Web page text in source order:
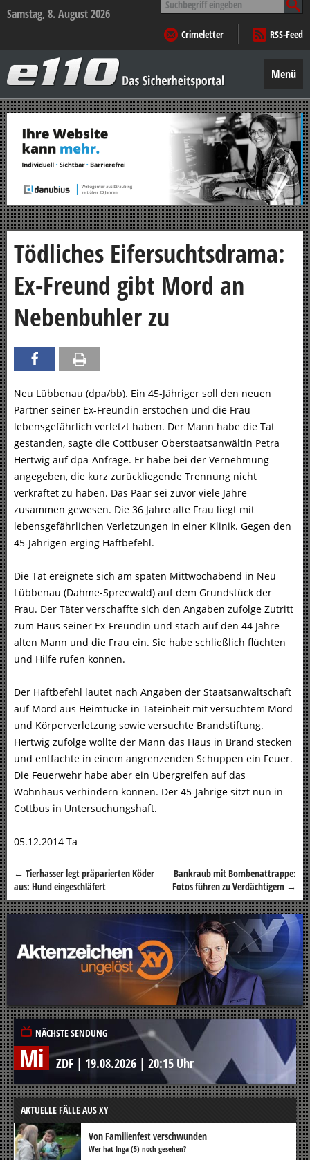
Samstag, 8. August 2026
nach:
Crimeletter
RSS-Feed
–
Das
Sicherheitsportal
Menü
Zum
Inhalt
springen
Tödliches Eifersuchtsdrama:
Ex-Freund gibt Mord an
Nebenbuhler zu
Neu Lübbenau (dpa/bb). Ein 45-Jähriger soll den neuen
Partner seiner Ex-Freundin erstochen und die Frau
lebensgefährlich verletzt haben. Der Mann habe die Tat
gestanden, sagte die Cottbuser Oberstaatsanwältin Petra
Hertwig auf dpa-Anfrage. Er habe bei der Vernehmung
angegeben, die kurz zurückliegende Trennung nicht
verkraftet zu haben. Das Paar sei zuvor viele Jahre
zusammen gewesen. Die 36 Jahre alte Frau liegt mit
lebensgefährlichen Verletzungen in einer Klinik. Gegen den
45-Jährigen erging Haftbefehl.
Die Tat ereignete sich am späten Mittwochabend in Neu
Lübbenau (Dahme-Spreewald) auf dem Grundstück der
Frau. Der Täter verschaffte sich den Angaben zufolge Zutritt
zum Haus seiner Ex-Freundin und stach auf den 44 Jahre
alten Mann und die Frau ein. Sie habe schließlich flüchten
und Hilfe rufen können.
Der Haftbefehl lautet nach Angaben der Staatsanwaltschaft
auf Mord aus Heimtücke in Tateinheit mit versuchtem Mord
und Körperverletzung sowie versuchte Brandstiftung.
Hertwig zufolge wollte der Mann das Haus in Brand stecken
und entfachte in einem angrenzenden Schuppen ein Feuer.
Die Feuerwehr habe aber ein Übergreifen auf das
Wohnhaus verhindern können. Der 45-Jährige sitzt nun in
Cottbus in Untersuchungshaft.
05.12.2014 Ta
Beitragsnavigation
← Tierhasser legt präparierten Köder
aus: Hund eingeschläfert
Bankraub mit Bombenattrappe:
Fotos führen zu Verdächtigem →
NÄCHSTE SENDUNG
Mi ZDF | 19.08.2026 | 20:15 Uhr
AKTUELLE FÄLLE AUS XY
Von Familienfest verschwunden
Wer hat Inga (5) noch gesehen?